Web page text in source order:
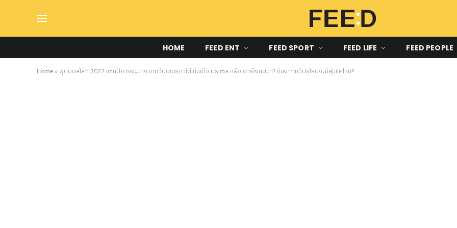
HOME FEED ENT FEED SPORT FEED LIFE FEED PEOPLE
Home» ฟุตบอลโลก 2022 แชมป์อาจจะมาจากทวีปอเมริกาใต้ ทีมเต็ง บราซิล หรือ อาร์เจนตินา? ทีมจากทวีปยุโรปจะมีลุ้นแค่ไหน?